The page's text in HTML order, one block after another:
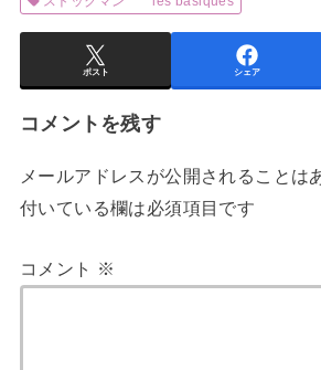
ポスト シェア
コメントを残す
メールアドレスが公開されることは
付いている欄は必須項目です
コメント ※